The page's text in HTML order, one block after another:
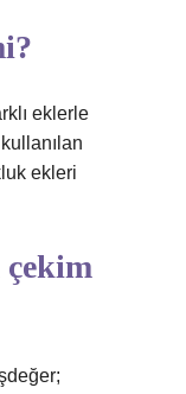
eklerle
ekleri
çekim